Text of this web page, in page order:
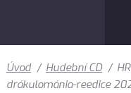
Úvod / Hudební CD /
drákulománia-reedice